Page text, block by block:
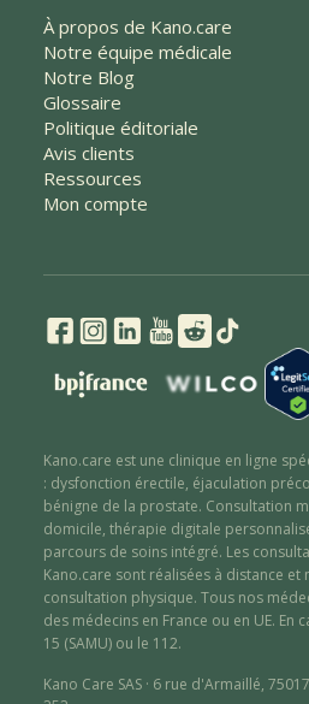
À propos de Kano.care
Notre équipe médicale
Notre Blog
Glossaire
Politique éditoriale
Avis clients
Ressources
Mon compte
Kano.care est une clinique en ligne
: dysfonction érectile, éjaculation
bénigne de la prostate. Consultation
domicile, thérapie digitale
parcours de soins intégré. Les
Kano.care sont réalisées à distance et
consultation physique. Tous nos
des médecins en France ou en UE. En
15 (SAMU) ou le 112.
Kano Care SAS · 6 rue d'Armaillé,